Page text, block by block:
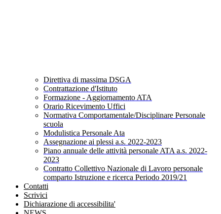
Direttiva di massima DSGA
Contrattazione d'Istituto
Formazione - Aggiornamento ATA
Orario Ricevimento Uffici
Normativa Comportamentale/Disciplinare Personale
scuola
Modulistica Personale Ata
Assegnazione ai plessi a.s. 2022-2023
Piano annuale delle attività personale ATA a.s. 2022-
2023
Contratto Collettivo Nazionale di Lavoro personale
comparto Istruzione e ricerca Periodo 2019/21
Contatti
Scrivici
Dichiarazione di accessibilita'